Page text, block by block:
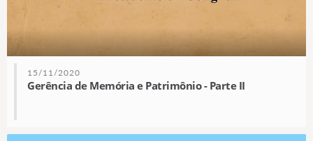
15/11/2020
Gerência de Memória e Patrimônio - Parte II